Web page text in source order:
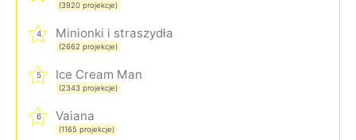
(3920 projekcje)
4 Minionki i straszydła
(2662 projekcje)
5 Ice Cream Man
(2343 projekcje)
6 Vaiana
(1165 projekcje)